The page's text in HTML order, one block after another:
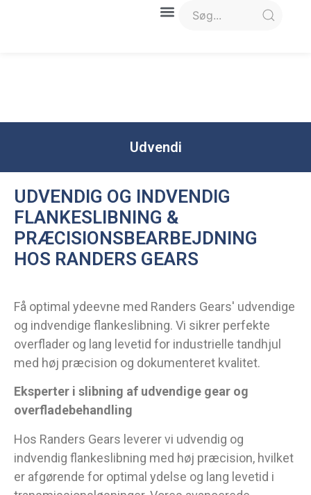
Udvendi
UDVENDIG OG INDVENDIG
FLANKESLIBNING &
PRÆCISIONSBEARBEJDNING
HOS RANDERS GEARS
Få optimal ydeevne med Randers Gears' udvendige
og indvendige flankeslibning. Vi sikrer perfekte
overflader og lang levetid for industrielle tandhjul
med høj præcision og dokumenteret kvalitet.
Eksperter i slibning af udvendige gear og
overfladebehandling
Hos Randers Gears leverer vi udvendig og
indvendig flankeslibning med høj præcision, hvilket
er afgørende for optimal ydelse og lang levetid i